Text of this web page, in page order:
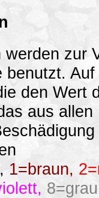
werden zur
benutzt.
den Wert
aus
1=braun,